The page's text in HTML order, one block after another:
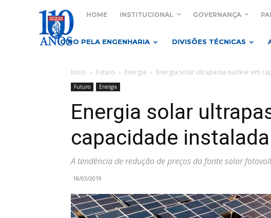
HOME INSTITUCIONAL GOVERNANÇA
GIRO PELA ENGENHARIA DIVISÕES TÉCNICAS
Início Futuro Energia Energia solar ultrapassa nuclear em
Futuro Energia
Energia solar
capacidade instalada
A tendência de redução de preços da fonte solar
18/03/2019